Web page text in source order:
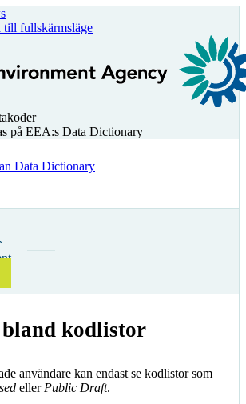
till fullskärmsläge
på EEA:s Data Dictionary
Data Dictionary
kodlistor
användare kan endast se kodlistor som
eller Public Draft.